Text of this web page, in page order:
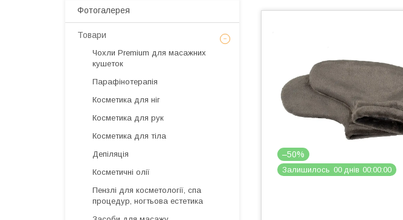
–50%
Залишилось 00 днів 00 00 00
Фотогалерея
Товари
Чохли Premium для масажних
кушеток
Парафінотерапія
Косметика для ніг
Косметика для рук
Косметика для тіла
Депіляція
Косметичні олії
Пензлі для косметології, спа
процедур, ногтьова естетика